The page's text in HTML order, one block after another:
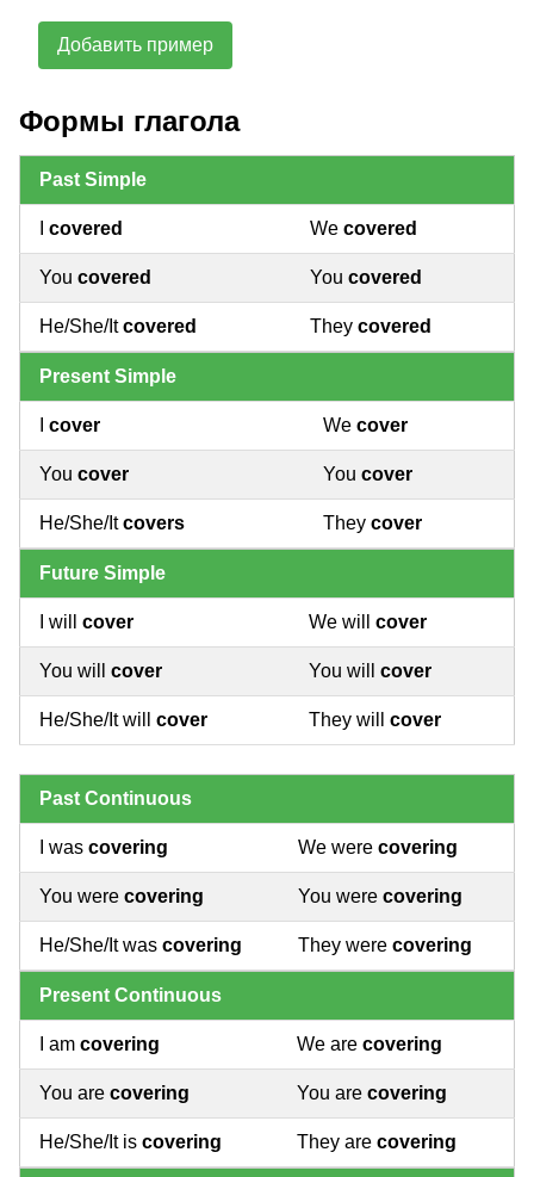
Добавить пример
Формы глагола
Past Simple
covered We covered
You covered You covered
He/She/Itcovered They covered
Present Simple
cover We cover
You cover You cover
He/She/Itcovers They cover
Future Simple
I will cover We will cover
You will cover You will cover
He/She/It will cover They will cover
Past Continuous
I was covering We were covering
You were covering You were covering
He/She/It was covering They were covering
Present Continuous
I am covering We are covering
You are covering You are covering
He/She/It is covering They are covering